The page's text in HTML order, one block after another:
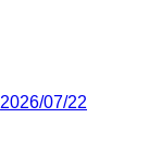
2026/07/22